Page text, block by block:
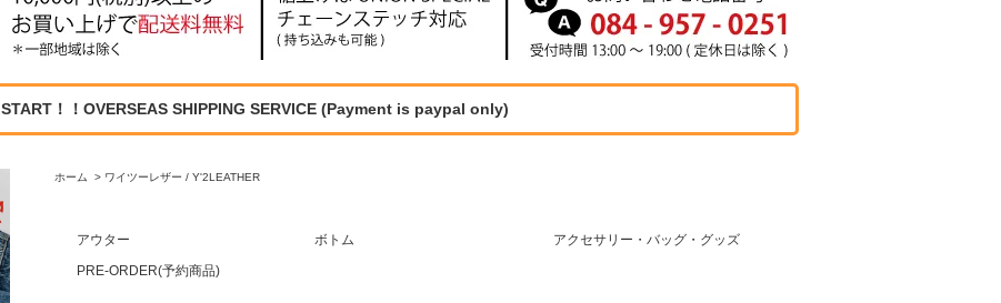
START！！OVERSEAS SHIPPING SERVICE (Payment is paypal only)
ホーム > ワイツーレザー / Y'2LEATHER
アウター ボトム
アクセサリー・バッグ・グッズ
PRE-ORDER(予約商品)